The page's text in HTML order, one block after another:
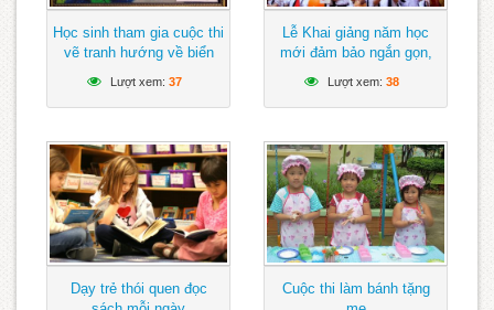
Học sinh tham gia cuộc thi
vẽ tranh hướng về biển
Lượt xem: 37
Lễ Khai giảng năm học
mới đảm bảo ngắn gọn,
Lượt xem: 38
Dạy trẻ thói quen đọc
Cuộc thi làm bánh tặng